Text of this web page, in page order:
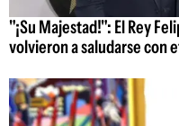
"¡Su Majestad!": El Rey
volvieron a saludarse con